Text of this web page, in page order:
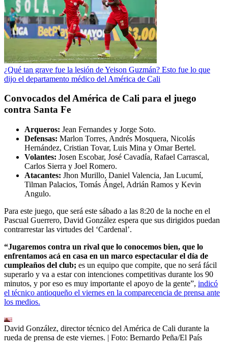
¿Qué tan grave fue la lesión de Yeison Guzmán? Esto fue lo que
dijo el departamento médico del América de Cali
Convocados del América de Cali para el juego
contra Santa Fe
Arqueros: Jean Fernandes y Jorge Soto.
Defensas: Marlon Torres, Andrés Mosquera, Nicolás
Hernández, Cristian Tovar, Luis Mina y Omar Bertel.
Volantes: Josen Escobar, José Cavadía, Rafael Carrascal,
Carlos Sierra y Joel Romero.
Atacantes: Jhon Murillo, Daniel Valencia, Jan Lucumí,
Tilman Palacios, Tomás Ángel, Adrián Ramos y Kevin
Angulo.
Para este juego, que será este sábado a las 8:20 de la noche en el
Pascual Guerrero, David González espera que sus dirigidos puedan
contrarrestar las virtudes del ‘Cardenal’.
“Jugaremos contra un rival que lo conocemos bien, que lo
enfrentamos acá en casa en un marco espectacular el día de
cumpleaños del club; es un equipo que compite, que no será fácil
superarlo y va a estar con intenciones competitivas durante los 90
minutos, y por eso es muy importante el apoyo de la gente”, indicó
el técnico antioqueño el viernes en la comparecencia de prensa ante
los medios.
David González, director técnico del América de Cali durante la
rueda de prensa de este viernes. | Foto: Bernardo Peña/El País